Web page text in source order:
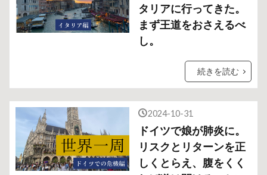
タリアに行ってきた。
まず王道をおさえるべ
し。
続きを読む
2024-10-31
ドイツで娘が肺炎に。
リスクとリターンを正
しくとらえ、腹をくく